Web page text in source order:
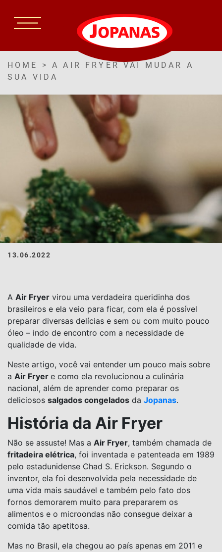
HOME >A AIR FRYER VAI MUDAR A
SUA VIDA
13.06.2022
A Air Fryer virou uma verdadeira queridinha dos
brasileiros e ela veio para ficar, com ela é possível
preparar diversas delícias e sem ou com muito pouco
óleo – indo de encontro com a necessidade de
qualidade de vida.
Neste artigo, você vai entender um pouco mais sobre
a Air Fryer e como ela revolucionou a culinária
nacional, além de aprender como preparar os
deliciosos salgados congelados da Jopanas.
História da Air Fryer
Não se assuste! Mas a Air Fryer, também chamada de
fritadeira elétrica, foi inventada e patenteada em 1989
pelo estadunidense Chad S. Erickson. Segundo o
inventor, ela foi desenvolvida pela necessidade de
uma vida mais saudável e também pelo fato dos
fornos demorarem muito para prepararem os
alimentos e o microondas não consegue deixar a
comida tão apetitosa.
Mas no Brasil, ela chegou ao país apenas em 2011 e